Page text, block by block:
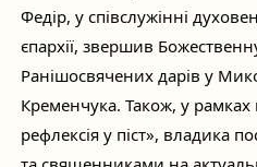
Федір, у співслужінні
єпархії, звершив
Ранішосвячених дарів у
Кременчука. Також, у рамках
рефлексія у піст», владика